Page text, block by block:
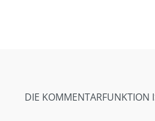
DIE KOMMENTARFUNKTION